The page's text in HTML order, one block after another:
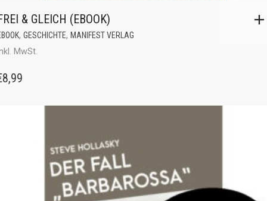
& GLEICH (EBOOK)
, GESCHICHTE, MANIFEST VERLAG
MwSt.
8,99